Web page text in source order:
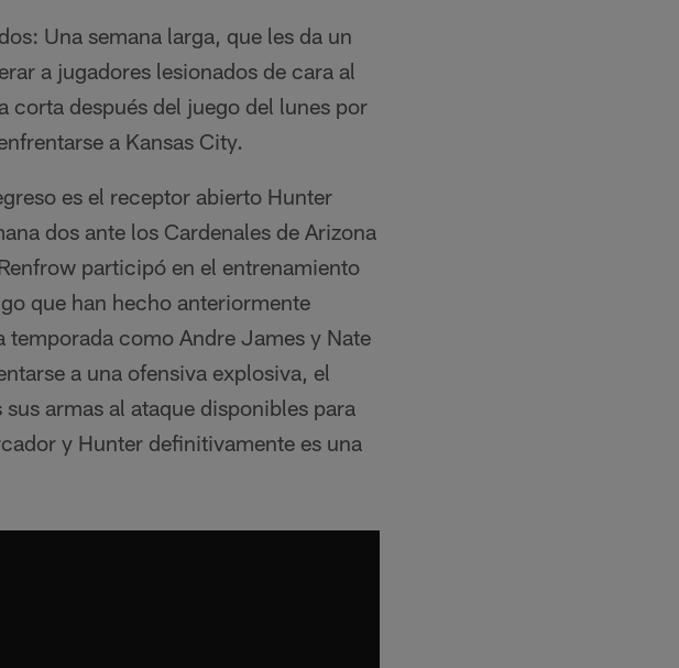
Una semana larga, que les da un
a jugadores lesionados de cara al
corta después del juego del lunes por
a Kansas City.
es el receptor abierto Hunter
dos ante los Cardenales de Arizona
participó en el entrenamiento
que han hecho anteriormente
como Andre James y Nate
a una ofensiva explosiva, el
armas al ataque disponibles para
y Hunter definitivamente es una